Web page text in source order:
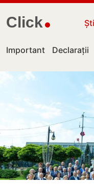
Click
Important Declarații